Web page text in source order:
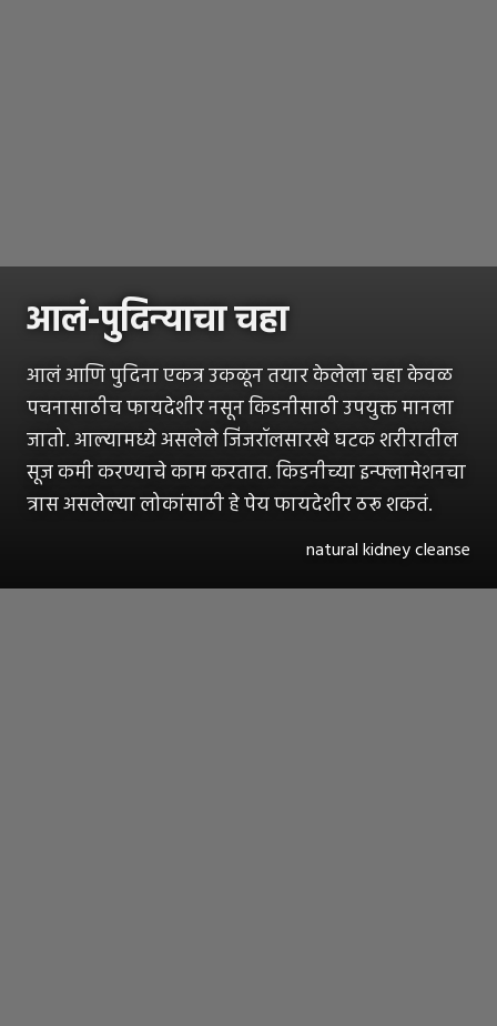
आलं-पुदिन्याचा चहा
आलं आणि पुदिना एकत्र उकळून तयार केलेला चहा केवळ
पचनासाठीच फायदेशीर नसून किडनीसाठी उपयुक्त मानला
जातो. आल्यामध्ये असलेले जिंजरॉलसारखे घटक शरीरातील
सूज कमी करण्याचे काम करतात. किडनीच्या इन्फ्लामेशनचा
त्रास असलेल्या लोकांसाठी हे पेय फायदेशीर ठरू शकतं.
natural kidney cleanse